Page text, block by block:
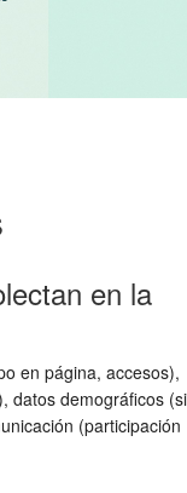
en la
en página, accesos),
datos demográficos (si
(participación